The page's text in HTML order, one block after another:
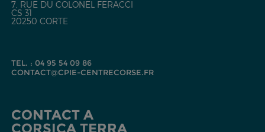
7, RUE DU COLONEL FERACCI
CS 31
20250 CORTE
TEL. : 04 95 54 09 86
CONTACT@CPIE-CENTRECORSE.FR
CONTACT A